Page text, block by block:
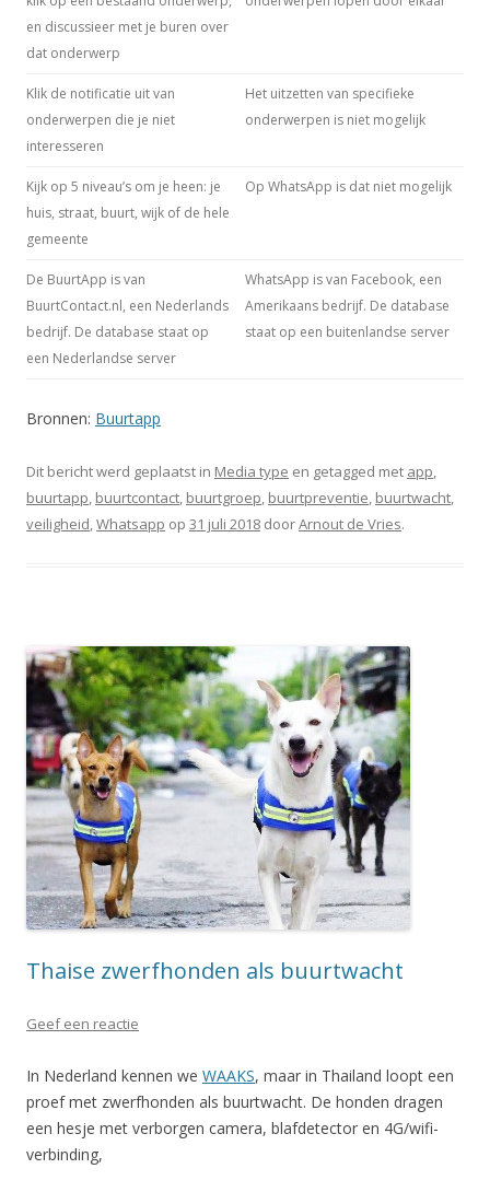
en discussieer met je buren over
dat onderwerp
Klik de notificatie uit van
onderwerpen die je niet
interesseren
Het uitzetten van specifieke
onderwerpen is niet mogelijk
Kijk op 5 niveau’s om je heen: je
huis, straat, buurt, wijk of de hele
gemeente
Op WhatsApp is dat niet mogelijk
De BuurtApp is van
BuurtContact.nl, een Nederlands
bedrijf. De database staat op
een Nederlandse server
WhatsApp is van Facebook, een
Amerikaans bedrijf. De database
staat op een buitenlandse server
Bronnen: Buurtapp
Dit bericht werd geplaatst in Media type en getagged met app,
buurtapp, buurtcontact, buurtgroep, buurtpreventie, buurtwacht,
veiligheid,Whatsapp op 31 juli 2018 doorArnout de Vries.
Thaise zwerfhonden als buurtwacht
Geef een reactie
In Nederland kennen we WAAKS, maar in Thailand loopt een
proef met zwerfhonden als buurtwacht. De honden dragen
een hesje met verborgen camera, blafdetector en 4G/wifi-
verbinding,